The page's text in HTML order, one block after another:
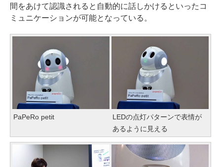
間をあけて認識されると自動的に話しかけるといったコ
ミュニケーションが可能となっている。
PaPeRo petit
LEDの点灯パターンで表情が
あるように見える